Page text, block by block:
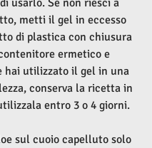
usarlo. Se non riesci a
metti il ​​gel in eccesso
di plastica con chiusura
ermetico e
hai utilizzato il gel in una
conserva la ricetta in
entro 3 o 4 giorni.
sul cuoio capelluto solo